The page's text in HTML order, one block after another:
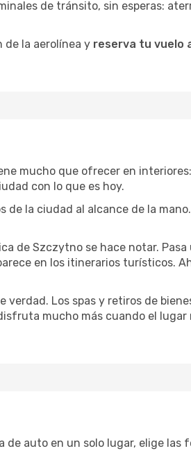
de tránsito, sin esperas:
de la aerolínea y reserva tu vuelo
mucho que ofrecer en
con lo que es hoy.
de la ciudad al alcance de la
de Szczytno se hace notar. Pasa
en los itinerarios turísticos.
verdad. Los spas y retiros de
mucho más cuando el lugar
de auto en un solo lugar, elige las